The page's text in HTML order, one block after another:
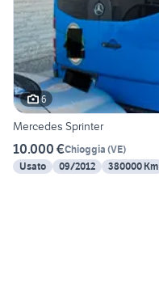
6
Mercedes Sprinter
10.000 €Chioggia (VE)
Usato
09/2012 380000 Km